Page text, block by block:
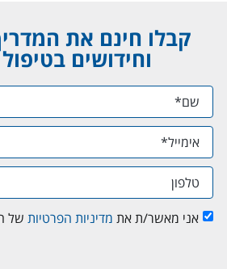
קבלו חינם את
וחידושים
אני מאשר/ת את מדיניות הפרטיות של